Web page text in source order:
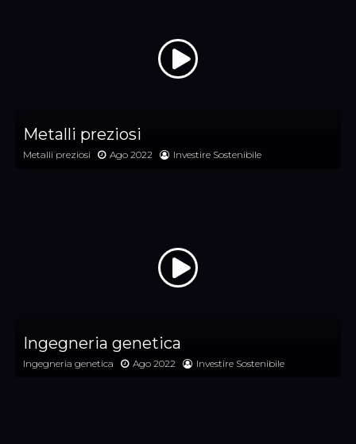
Metalli preziosi
Metalli preziosi Ago 2022 Investire Sostenibile
Ingegneria genetica
Ingegneria genetica Ago 2022 Investire Sostenibile